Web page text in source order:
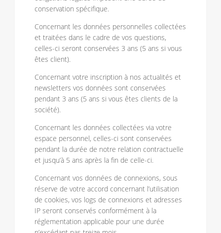
conservation spécifique.
Concernant les données personnelles collectées
et traitées dans le cadre de vos questions,
celles-ci seront conservées 3 ans (5 ans si vous
êtes client).
Concernant votre inscription à nos actualités et
newsletters vos données sont conservées
pendant 3 ans (5 ans si vous êtes clients de la
société).
Concernant les données collectées via votre
espace personnel, celles-ci sont conservées
pendant la durée de notre relation contractuelle
et jusqu’à 5 ans après la fin de celle-ci.
Concernant vos données de connexions, sous
réserve de votre accord concernant l’utilisation
de cookies, vos logs de connexions et adresses
IP seront conservés conformément à la
réglementation applicable pour une durée